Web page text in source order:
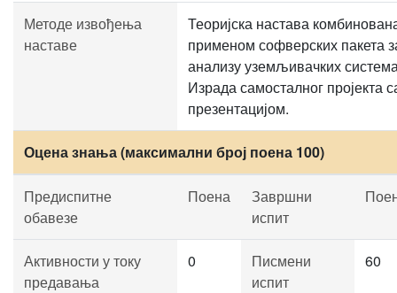
Методе извођења
наставе
Теоријска настава
применом софверских пакета
анализу уземљивачких
Израда самосталног пројекта
презентацијом.
Оцена знања (максимални број поена 100)
Предиспитне
обавезе
Поена
Завршни
испит
Активности у току
предавања
0
Писмени
испит
60